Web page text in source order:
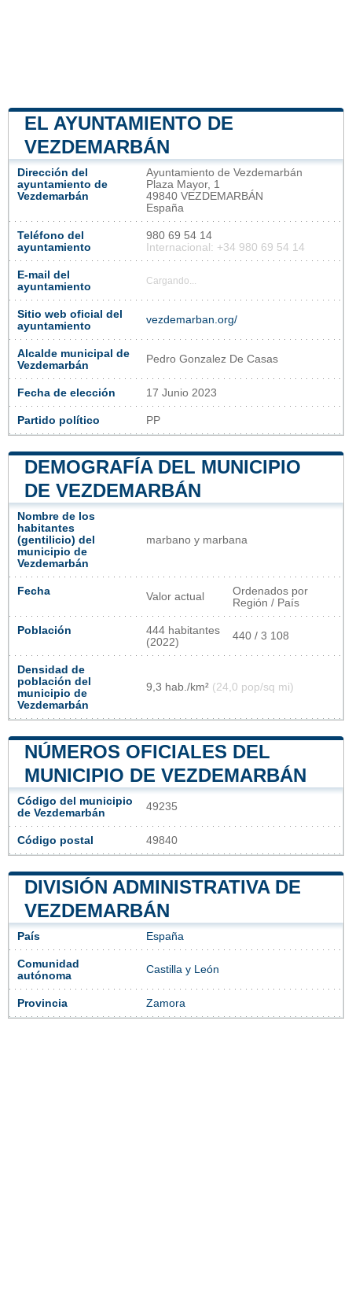
EL AYUNTAMIENTO DE
VEZDEMARBÁN
Dirección del
ayuntamiento de
Vezdemarbán
Ayuntamiento de Vezdemarbán
Plaza Mayor, 1
49840 VEZDEMARBÁN
España
Teléfono del
ayuntamiento
980 69 54 14
Internacional: +34 980 69 54 14
E-mail del
ayuntamiento
Cargando...
Sitio web oficial del
ayuntamiento
vezdemarban.org/
Alcalde municipal de
Vezdemarbán
Pedro Gonzalez De Casas
Fecha de elección 17 Junio 2023
Partido político PP
DEMOGRAFÍA DEL MUNICIPIO
DE VEZDEMARBÁN
Nombre de los
habitantes
(gentilicio) del
municipio de
Vezdemarbán
marbano y marbana
Fecha Valor actual
Ordenados por
Región / País
Población
444 habitantes
(2022)
440 / 3 108
Densidad de
población del
municipio de
Vezdemarbán
9,3 hab./km² (24,0 pop/sq mi)
NÚMEROS OFICIALES DEL
MUNICIPIO DE VEZDEMARBÁN
Código del municipio
de Vezdemarbán
49235
Código postal 49840
DIVISIÓN ADMINISTRATIVA DE
VEZDEMARBÁN
País España
Comunidad
autónoma
Castilla y León
Provincia Zamora